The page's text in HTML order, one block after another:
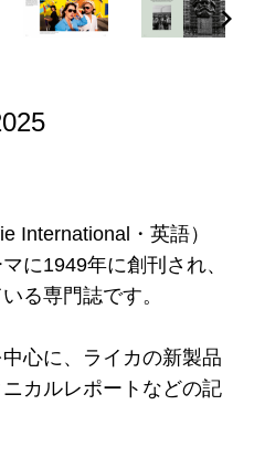
chevron_right
International・英語）
に1949年に創刊され、
る専門誌です。
心に、ライカの新製品
カルレポートなどの記